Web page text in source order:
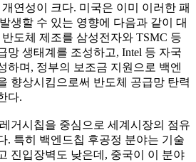
연성이 크다. 미국은 이미 이러한 패
생할 수 있는 영향에 다음과 같이 대
도체 제조를 삼성전자와 TSMC 등
망 생태계를 조성하고, Intel 등 자국
하며, 정부의 보조금 지원으로 백엔
향상시킴으로써 반도체 공급망 탄력
다.
거시칩을 중심으로 세계시장의 점유
. 특히 백엔드칩 후공정 분야는 기술
진입장벽도 낮은데, 중국이 이 분야